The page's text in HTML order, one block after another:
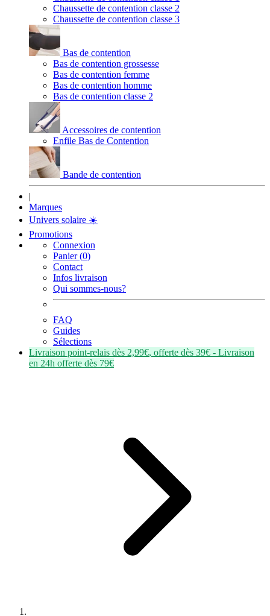
Chaussette de contention classe 2
Chaussette de contention classe 3
Bas de contention
Bas de contention grossesse
Bas de contention femme
Bas de contention homme
Bas de contention classe 2
Accessoires de contention
Enfile Bas de Contention
Bande de contention
|
Marques
Univers solaire ☀️
Promotions
Connexion
Panier (0)
Contact
Infos livraison
Qui sommes-nous?
FAQ
Guides
Sélections
Livraison point-relais dès 2,99€, offerte dès 39€ - Livraison
en 24h offerte dès 79€